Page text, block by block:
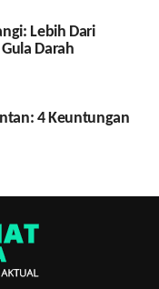
Lebih Dari
Darah
4 Keuntungan